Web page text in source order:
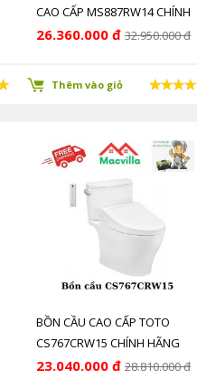
CAO CẤP MS887RW14 CHÍNH
HÃNG GIÁ RẺ
26.360.000 đ 32.950.000 đ
Thêm vào giỏ
BỒN CẦU CAO CẤP TOTO
CS767CRW15 CHÍNH HÃNG
GIÁ RẺ
23.040.000 đ 28.810.000 đ